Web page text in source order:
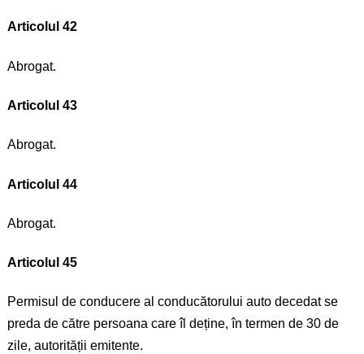
Articolul 42
Abrogat.
Articolul 43
Abrogat.
Articolul 44
Abrogat.
Articolul 45
Permisul de conducere al conducătorului auto decedat se
preda de către persoana care îl deține, în termen de 30 de
zile, autorității emitente.